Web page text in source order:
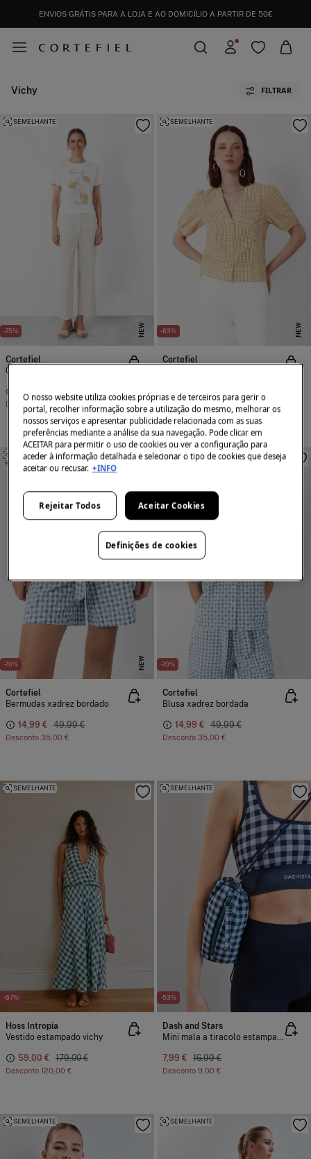
ENVIOS GRÁTIS PARA A LOJA E AO DOMICÍLIO A PARTIR DE 50€
Vichy FILTRAR
-75% NEW
SEMELHANTE
Cortefiel
Calças xadrez vichy
14,99 € 59,99 €
Desconto 45,00 €
-63% NEW
SEMELHANTE
Cortefiel
14,99 € 39,99 €
Desconto 25,00 €
-70% NEW
SEMELHANTE
Cortefiel
Bermudas xadrez bordado
14,99 € 49,99 €
Desconto 35,00 €
-70%
SEMELHANTE
Cortefiel
Blusa xadrez bordada
14,99 € 49,99 €
Desconto 35,00 €
-67%
SEMELHANTE
Hoss Intropia
Vestido estampado vichy
59,00 € 179,00 €
Desconto 120,00 €
-53%
SEMELHANTE
Dash and Stars
Mini mala a tiracolo estampado vichy azul
7,99 € 16,99 €
Desconto 9,00 €
SEMELHANTE SEMELHANTE
O nosso website utiliza cookies próprias e de terceiros para gerir o
portal, recolher informação sobre a utilização do mesmo, melhorar os
nossos serviços e apresentar publicidade relacionada com as suas
preferências mediante a análise da sua navegação. Pode clicar em
ACEITAR para permitir o uso de cookies ou ver a configuração para
aceder à informação detalhada e selecionar o tipo de cookies que deseja
aceitar ou recusar. +INFO
Rejeitar Todos Aceitar Cookies
Definições de cookies